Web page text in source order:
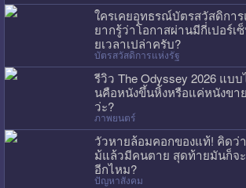
ใครเคยอุทธรณ์บัตรสวัสดิการ
ยากรู้ว่าโอกาสผ่านมีกี่เปอร์เ
ยเวลาเปล่าครับ?
บัตรสวัสดิการแห่งรัฐ
รีวิว The Odyssey 2026 แบ
นคือหนังขึ้นหิ้งหรือแค่หนังขา
ว่ะ?
ภาพยนตร์
วัวหายล้อมคอกของแท้! คิดว่
ม้แล้วมีคนตาย สุดท้ายมันก็จ
อีกไหม?
ปัญหาสังคม